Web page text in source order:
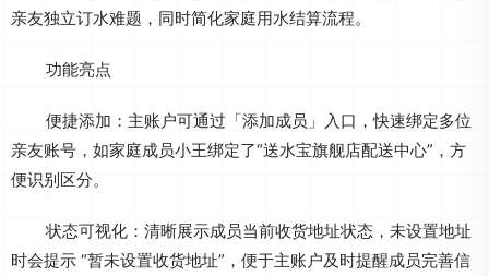
亲友独立订水难题，同时简化家庭用水结算流程。
功能亮点
便捷添加：主账户可通过「添加成员」入口，快速绑定多位
亲友账号，如家庭成员小王绑定了“送水宝旗舰店配送中心”，方
便识别区分。
状态可视化：清晰展示成员当前收货地址状态，未设置地址
时会提示 “暂未设置收货地址”，便于主账户及时提醒成员完善信